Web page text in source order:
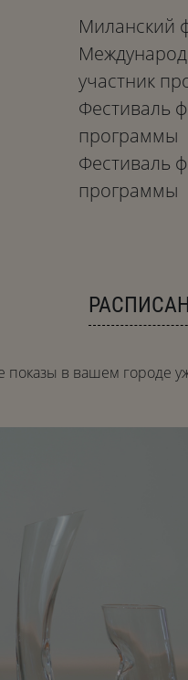
Миланский
участник
Фестиваль
программы
Фестиваль
программы
показы в вашем городе